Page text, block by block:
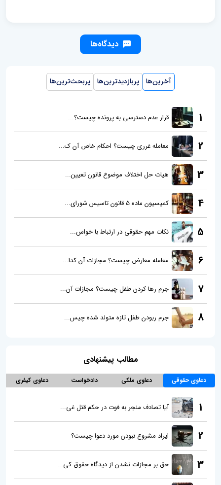
دیدگاه‌ها
آخرین‌ها پربازدیدترین‌ها پربحث‌ترین‌ها
1 قرار عدم دسترسی به پرونده چیست؟...
2 معامله غرری چیست؟ احکام خاص آن ک...
3 هیات حل اختلاف موضوع قانون تعیین...
4 کمیسیون ماده 5 قانون تاسیس شورای...
5 نکات مهم حقوقی در ارتباط با خواس...
6 معامله معارض چیست؟ مجازات آن کدا...
7 جرم رها کردن طفل چیست؟ مجازات آن...
8 جرم ربودن طفل تازه متولد شده چیس...
مطالب پیشنهادی
دعاوی حقوقی دعاوی ملکی دادخواست دعاوی کیفری
1 آیا تصادف منجر به فوت در حکم قتل غی...
2 ایراد مشروع نبودن مورد دعوا چیست؟
3 حق بر مجازات نشدن از دیدگاه حقوق کی...